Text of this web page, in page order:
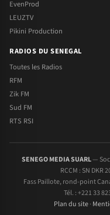
EvenProd
LEUZTV
Pikini Production
RADIOS DU SENEGAL
Toutes les Radios
RFM
Zik FM
Sud FM
RTS RSI
SENEGO MEDIA SUARL—
RCCM : SN DKR
Fass Paillote, rond-point
Tél. : +221 33
Plan du site·